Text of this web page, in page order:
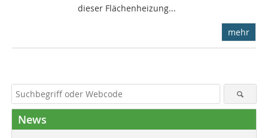
dieser Flächenheizung...
mehr
News